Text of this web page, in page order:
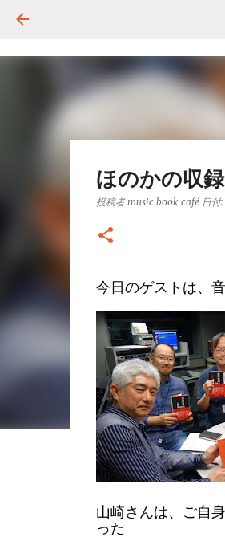
ほのかの収
投稿者music book café 日付:
今日のゲストは、
山崎さんは、ご自
った